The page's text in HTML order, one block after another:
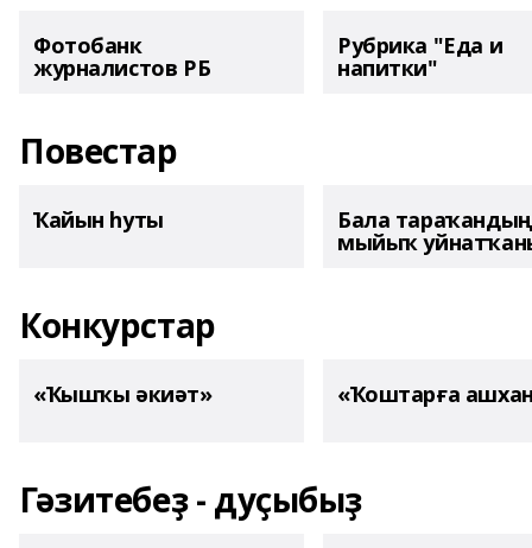
Фотобанк
журналистов РБ
Рубрика "Еда и
напитки"
Повестар
Ҡайын һуты Бала тараҡандың
мыйыҡ
Конкурстар
«Ҡышҡы әкиәт» «Ҡоштарға
Гәзитебеҙ - дуҫыбыҙ